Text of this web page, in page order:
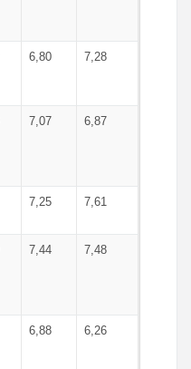
6,80 7,28
7,07 6,87
7,25 7,61
7,44 7,48
6,88 6,26